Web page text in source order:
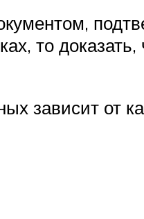
то
зависит от